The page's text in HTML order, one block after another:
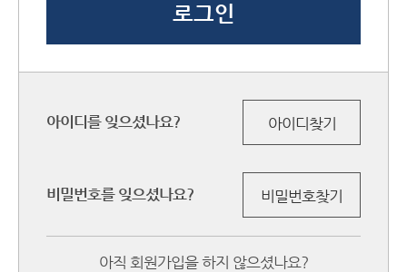
아이디를 잊으셨나요? 아이디찾기
비밀번호를 잊으셨나요? 비밀번호찾기
아직 회원가입을 하지 않으셨나요?